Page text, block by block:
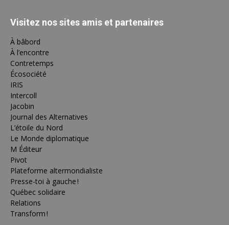
Visitez nos sites amis et partenaires
À bâbord
À l’encontre
Contretemps
Écosociété
IRIS
Intercoll
Jacobin
Journal des Alternatives
L’étoile du Nord
Le Monde diplomatique
M Éditeur
Pivot
Plateforme altermondialiste
Presse-toi à gauche !
Québec solidaire
Relations
Transform !